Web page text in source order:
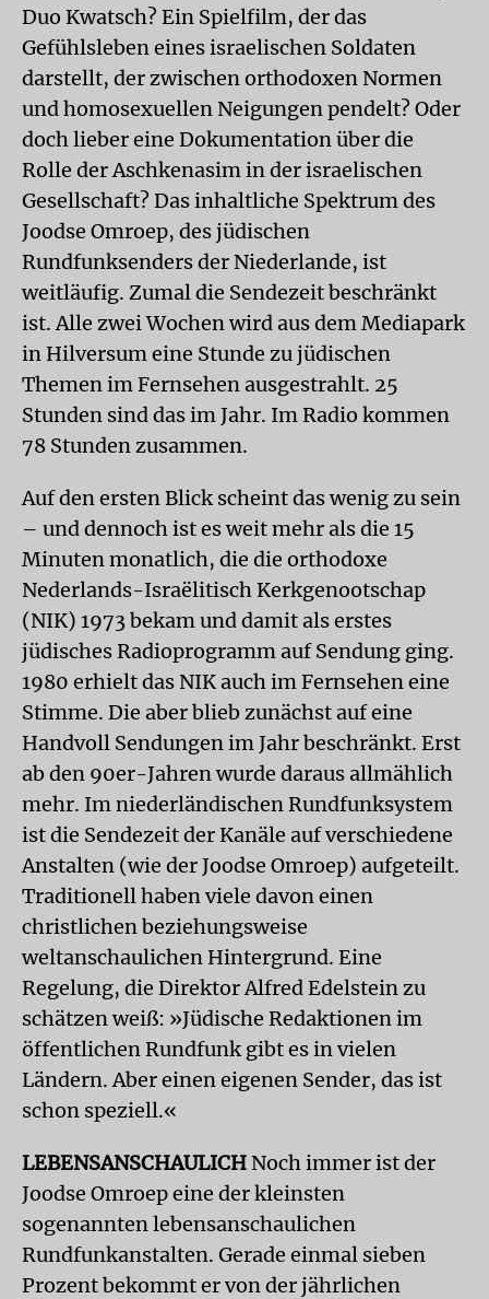
Duo Kwatsch? Ein Spielfilm, der das
Gefühlsleben eines israelischen Soldaten
darstellt, der zwischen orthodoxen Normen
und homosexuellen Neigungen pendelt? Oder
doch lieber eine Dokumentation über die
Rolle der Aschkenasim in der israelischen
Gesellschaft? Das inhaltliche Spektrum des
Joodse Omroep, des jüdischen
Rundfunksenders der Niederlande, ist
weitläufig. Zumal die Sendezeit beschränkt
ist. Alle zwei Wochen wird aus dem Mediapark
in Hilversum eine Stunde zu jüdischen
Themen im Fernsehen ausgestrahlt. 25
Stunden sind das im Jahr. Im Radio kommen
78 Stunden zusammen.
Auf den ersten Blick scheint das wenig zu sein
– und dennoch ist es weit mehr als die 15
Minuten monatlich, die die orthodoxe
Nederlands-Israëlitisch Kerkgenootschap
(NIK) 1973 bekam und damit als erstes
jüdisches Radioprogramm auf Sendung ging.
1980 erhielt das NIK auch im Fernsehen eine
Stimme. Die aber blieb zunächst auf eine
Handvoll Sendungen im Jahr beschränkt. Erst
ab den 90er-Jahren wurde daraus allmählich
mehr. Im niederländischen Rundfunksystem
ist die Sendezeit der Kanäle auf verschiedene
Anstalten (wie der Joodse Omroep) aufgeteilt.
Traditionell haben viele davon einen
christlichen beziehungsweise
weltanschaulichen Hintergrund. Eine
Regelung, die Direktor Alfred Edelstein zu
schätzen weiß: »Jüdische Redaktionen im
öffentlichen Rundfunk gibt es in vielen
Ländern. Aber einen eigenen Sender, das ist
schon speziell.«
LEBENSANSCHAULICH Noch immer ist der
Joodse Omroep eine der kleinsten
sogenannten lebensanschaulichen
Rundfunkanstalten. Gerade einmal sieben
Prozent bekommt er von der jährlichen